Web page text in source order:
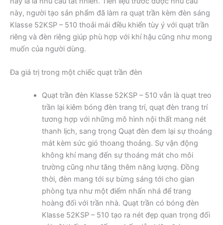
này, người tạo sản phẩm đã làm ra quạt trần kèm đèn sáng
Klasse 52KSP – 510 thoải mái điều khiển tùy ý với quạt trần
riêng và đèn riêng giúp phù hợp với khí hậu cũng như mong
muốn của người dùng.
Đa giá trị trong một chiếc quạt trần đèn
Quạt trần đèn Klasse 52KSP – 510 vẫn là quạt treo
trần lại kiêm bóng đèn trang trí, quạt đèn trang trí
tương hợp với những mô hình nội thất mang nét
thanh lịch, sang trọng Quạt đèn đem lại sự thoáng
mát kèm sức gió thoang thoảng. Sự vận động
không khí mang đến sự thoáng mát cho môi
trường cũng như tăng thêm năng lượng. Đồng
thời, đèn mang tới sự bừng sáng tới cho gian
phòng tựa như một điểm nhấn nhá để trang
hoàng đối với trần nhà. Quạt trần có bóng đèn
Klasse 52KSP – 510 tạo ra nét đẹp quan trọng đối